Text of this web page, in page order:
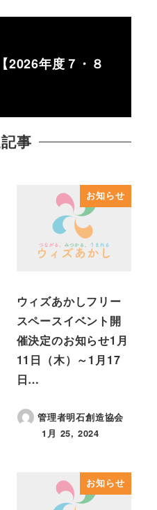
年度７・８
事
お知らせ
ウィズあかしフリー
スペースイベント開
催決定のお知らせ1月
11日（木）～1月17
日…
管理者明石創造協会
投稿日
1月 25, 2024
お知らせ